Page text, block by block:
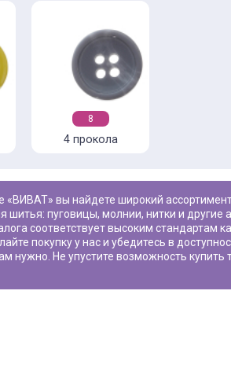
8
4 прокола
шитья: пуговицы, молнии, нитки и другие
соответствует высоким стандартам
покупку у нас и убедитесь в
нужно. Не упустите возможность купить